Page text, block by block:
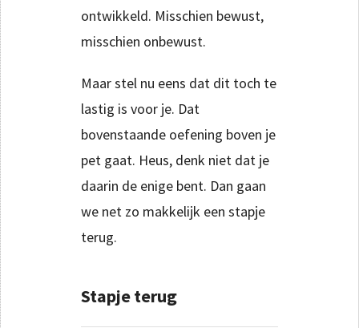
ontwikkeld. Misschien bewust,
misschien onbewust.
Maar stel nu eens dat dit toch te
lastig is voor je. Dat
bovenstaande oefening boven je
pet gaat. Heus, denk niet dat je
daarin de enige bent. Dan gaan
we net zo makkelijk een stapje
terug.
Stapje terug